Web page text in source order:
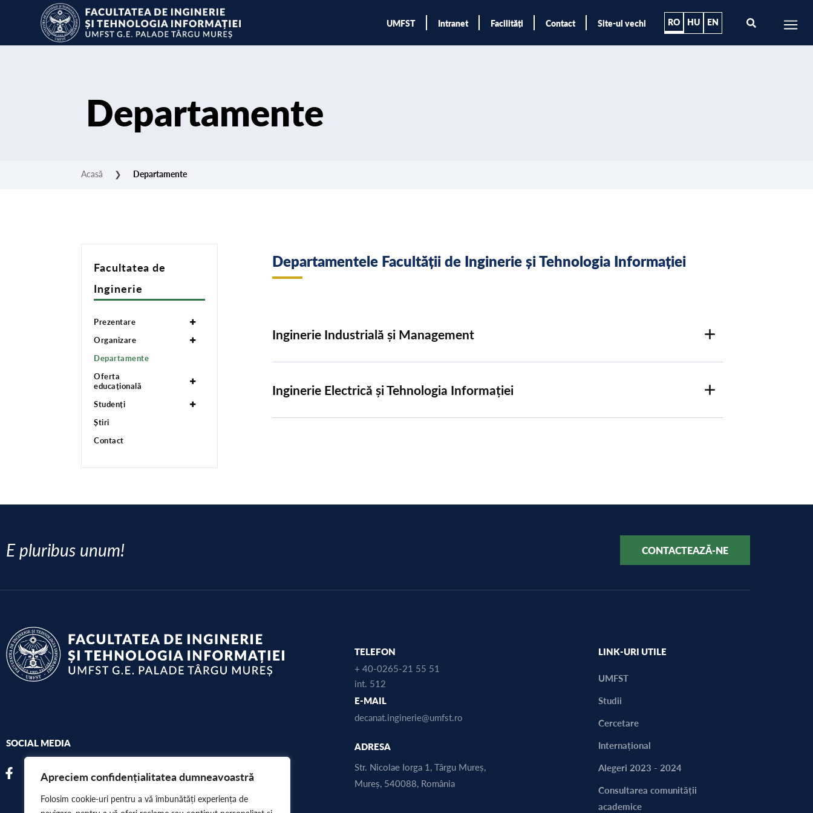
Apreciem confidențialitatea dumneavoastră
Folosim cookie-uri pentru a vă îmbunătăți experiența de
UMFST Intranet Facilități Contact Site-ul vechi RO HU EN
Departamente
Acasă ❯ Departamente
Facultatea de
Inginerie
Prezentare
Organizare
Departamente
Oferta
educațională
Studenți
Știri
Contact
Departamentele Facultății de Inginerie și Tehnologia Informației
Inginerie Industrială și Management
Inginerie Electrică și Tehnologia Informației
E pluribus unum! CONTACTEAZĂ-NE
SOCIAL MEDIA
TELEFON
+ 40-0265-21 55 51
int. 512
E-MAIL
decanat.inginerie@umfst.ro
ADRESA
Str. Nicolae Iorga 1, Târgu Mureș,
Mureș, 540088, România
LINK-URI UTILE
UMFST
Studii
Cercetare
Internațional
Alegeri 2023 - 2024
Consultarea comunității
academice